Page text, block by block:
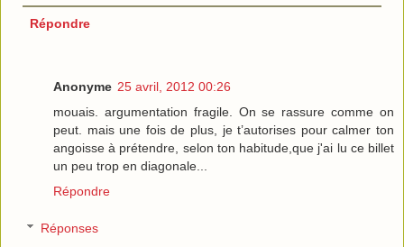
Répondre
Anonyme 25 avril, 2012 00:26
mouais. argumentation fragile. On se rassure comme on
peut. mais une fois de plus, je t’autorises pour calmer ton
angoisse à prétendre, selon ton habitude,que j'ai lu ce billet
un peu trop en diagonale...
Répondre
Réponses